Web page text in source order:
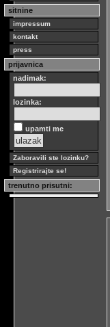
sitnine
impressum
kontakt
press
prijavnica
nadimak:
lozinka:
upamti me
Zaboravili ste lozinku?
Registrirajte se!
trenutno prisutni: